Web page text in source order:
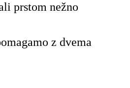
prstom nežno
z dvema